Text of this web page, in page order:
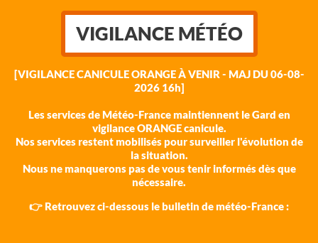
VIGILANCE MÉTÉO
[VIGILANCE CANICULE ORANGE À VENIR - MAJ DU 06-08-
2026 16h]
Les services de Météo-France maintiennent le Gard en
vigilance ORANGE canicule.
Nos services restent mobilisés pour surveiller l'évolution de
la situation.
Nous ne manquerons pas de vous tenir informés dès que
nécessaire.
👉 Retrouvez ci-dessous le bulletin de météo-France :